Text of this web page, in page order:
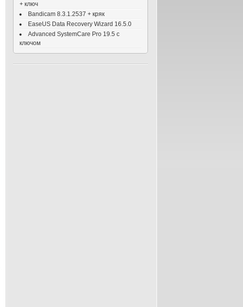
+ ключ
Bandicam 8.3.1.2537 + кряк
EaseUS Data Recovery Wizard 16.5.0
Advanced SystemCare Pro 19.5 с
ключом